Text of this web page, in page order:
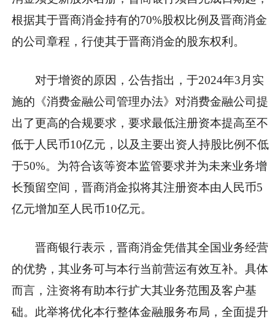
根据其于晋商消金持有的70%股权比例及晋商消金
的公司章程，行使其于晋商消金的股东权利。
对于增资的原因，公告指出，于2024年3月实
施的《消费金融公司管理办法》对消费金融公司提
出了更高的合规要求，要求最低注册资本提高至不
低于人民币10亿元，以及主要出资人持股比例不低
于50%。为符合该等资本监管要求并为未来业务增
长预留空间，晋商消金拟将其注册资本由人民币5
亿元增加至人民币10亿元。
晋商银行表示，晋商消金凭借其全国业务经营
的优势，其业务可与本行当前营运有效互补。具体
而言，注资将有助本行扩大其业务范围及客户基
础。此举将优化本行整体金融服务布局，全面提升